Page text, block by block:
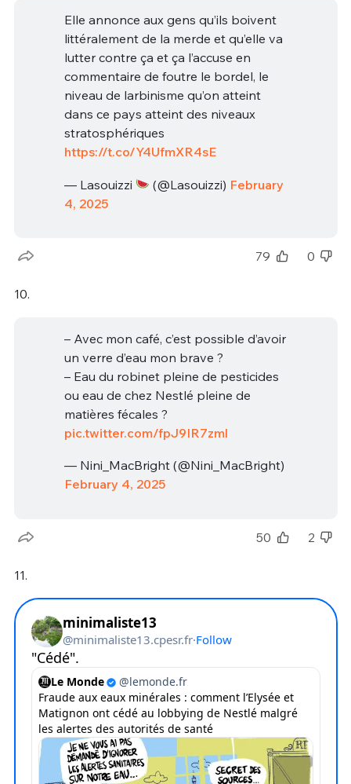
Elle annonce aux gens qu’ils boivent
littéralement de la merde et qu’elle va
lutter contre ça et ça l’accuse en
commentaire de foutre le bordel, le
niveau de larbinisme qu’on atteint
dans ce pays atteint des niveaux
stratosphériques
https://t.co/Y4UfmXR4sE
— Lasouizzi (@Lasouizzi) February
4, 2025
79 0
10.
– Avec mon café, c’est possible d’avoir
un verre d’eau mon brave ?
– Eau du robinet pleine de pesticides
ou eau de chez Nestlé pleine de
matières fécales ?
pic.twitter.com/fpJ9IR7zml
— Nini_MacBright (@Nini_MacBright)
February 4, 2025
50 2
11.